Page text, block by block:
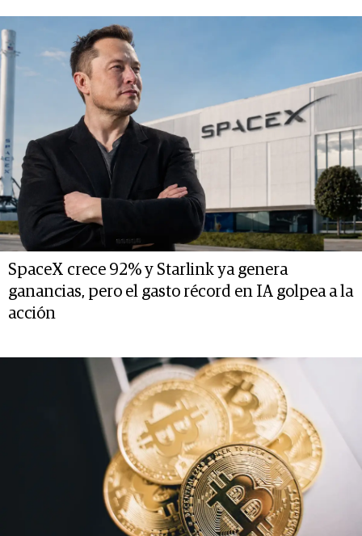
SpaceX crece 92% y Starlink ya genera
ganancias, pero el gasto récord en IA golpea a la
acción